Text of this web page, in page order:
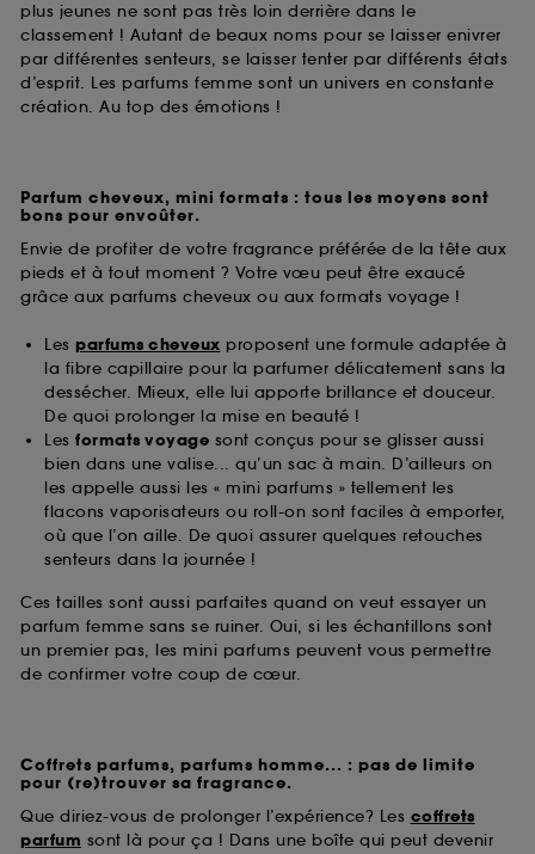
plus jeunes ne sont pas très loin derrière dans le
classement ! Autant de beaux noms pour se laisser enivrer
par différentes senteurs, se laisser tenter par différents états
d’esprit. Les parfums femme sont un univers en constante
création. Au top des émotions !
Parfum cheveux, mini formats : tous les moyens sont
bons pour envoûter.
Envie de profiter de votre fragrance préférée de la tête aux
pieds et à tout moment ? Votre vœu peut être exaucé
grâce aux parfums cheveux ou aux formats voyage !
Les parfums cheveux proposent une formule adaptée à
la fibre capillaire pour la parfumer délicatement sans la
dessécher. Mieux, elle lui apporte brillance et douceur.
De quoi prolonger la mise en beauté !
Les formats voyage sont conçus pour se glisser aussi
bien dans une valise... qu’un sac à main. D’ailleurs on
les appelle aussi les « mini parfums » tellement les
flacons vaporisateurs ou roll-on sont faciles à emporter,
où que l’on aille. De quoi assurer quelques retouches
senteurs dans la journée !
Ces tailles sont aussi parfaites quand on veut essayer un
parfum femme sans se ruiner. Oui, si les échantillons sont
un premier pas, les mini parfums peuvent vous permettre
de confirmer votre coup de cœur.
Coffrets parfums, parfums homme... : pas de limite
pour (re)trouver sa fragrance.
Que diriez-vous de prolonger l’expérience? Les coffrets
parfum sont là pour ça ! Dans une boîte qui peut devenir